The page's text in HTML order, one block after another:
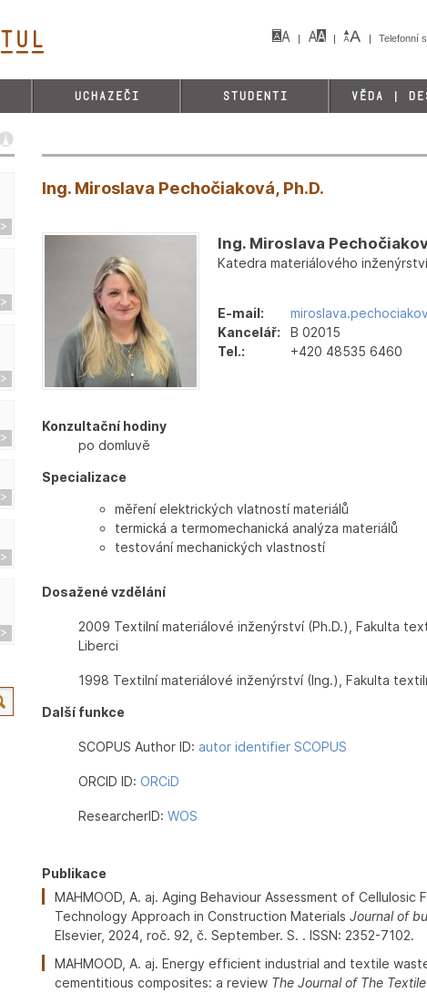
Telefonní
UCHAZEČI STUDENTI VĚDA |
Ing. Miroslava Pechočiaková, Ph.D.
Ing. Miroslava
Katedra materiálového
E-mail:
Kancelář:
B 02015
Tel.:
+420 48535 6460
Konzultační hodiny
po domluvě
Specializace
měření elektrických vlatností materiálů
termická a termomechanická analýza materiálů
testování mechanických vlastností
Dosažené vzdělání
2009 Textilní materiálové inženýrství (Ph.D.), Fakulta
Liberci
1998 Textilní materiálové inženýrství (Ing.), Fakulta
Další funkce
SCOPUS Author ID: autor identifier SCOPUS
ORCID ID: ORCiD
ResearcherID: WOS
Publikace
MAHMOOD, A. aj. Aging Behaviour Assessment of Cellulosic
Technology Approach in Construction Materials Journal of
Elsevier, 2024, roč. 92, č. September. S. . ISSN: 2352-7102.
MAHMOOD, A. aj. Energy efficient industrial and textile
cementitious composites: a review The Journal of The